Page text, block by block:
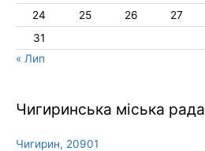
24
25 26 27
31
« Лип
Чигиринська міська рада
Чигирин, 20901